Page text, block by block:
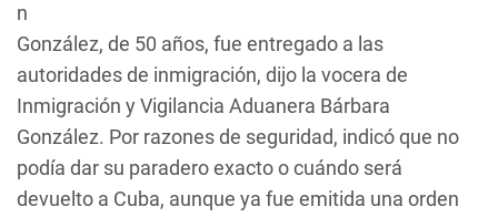
n
González, de 50 años, fue entregado a las
autoridades de inmigración, dijo la vocera de
Inmigración y Vigilancia Aduanera Bárbara
González. Por razones de seguridad, indicó que no
podía dar su paradero exacto o cuándo será
devuelto a Cuba, aunque ya fue emitida una orden